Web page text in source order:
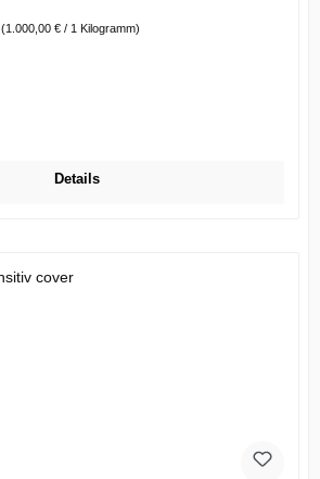
(1.000,00 € / 1 Kilogramm)
Details